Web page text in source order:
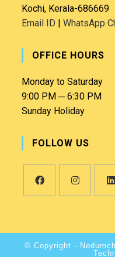
Kochi, Kerala-686669
Email ID |WhatsApp
OFFICE HOURS
Monday to Saturday
9:00 PM ─ 6:30 PM
Sunday Holiday
FOLLOW US
© Copyright -